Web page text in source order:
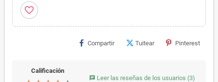
favorite_border
Compartir Tuitear Pinterest
Calificación
chat Leer las reseñas de los usuarios (3)